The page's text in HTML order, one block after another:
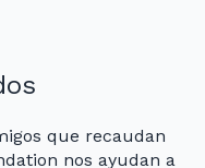
que recaudan
nos ayudan a